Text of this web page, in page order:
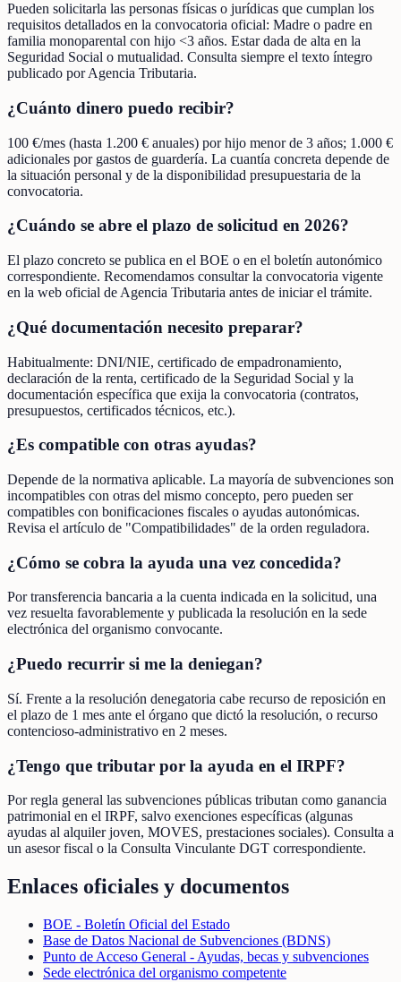
Pueden solicitarla las personas físicas o jurídicas que cumplan los
requisitos detallados en la convocatoria oficial: Madre o padre en
familia monoparental con hijo <3 años. Estar dada de alta en la
Seguridad Social o mutualidad. Consulta siempre el texto íntegro
publicado por Agencia Tributaria.
¿Cuánto dinero puedo recibir?
100 €/mes (hasta 1.200 € anuales) por hijo menor de 3 años; 1.000 €
adicionales por gastos de guardería. La cuantía concreta depende de
la situación personal y de la disponibilidad presupuestaria de la
convocatoria.
¿Cuándo se abre el plazo de solicitud en 2026?
El plazo concreto se publica en el BOE o en el boletín autonómico
correspondiente. Recomendamos consultar la convocatoria vigente
en la web oficial de Agencia Tributaria antes de iniciar el trámite.
¿Qué documentación necesito preparar?
Habitualmente: DNI/NIE, certificado de empadronamiento,
declaración de la renta, certificado de la Seguridad Social y la
documentación específica que exija la convocatoria (contratos,
presupuestos, certificados técnicos, etc.).
¿Es compatible con otras ayudas?
Depende de la normativa aplicable. La mayoría de subvenciones son
incompatibles con otras del mismo concepto, pero pueden ser
compatibles con bonificaciones fiscales o ayudas autonómicas.
Revisa el artículo de "Compatibilidades" de la orden reguladora.
¿Cómo se cobra la ayuda una vez concedida?
Por transferencia bancaria a la cuenta indicada en la solicitud, una
vez resuelta favorablemente y publicada la resolución en la sede
electrónica del organismo convocante.
¿Puedo recurrir si me la deniegan?
Sí. Frente a la resolución denegatoria cabe recurso de reposición en
el plazo de 1 mes ante el órgano que dictó la resolución, o recurso
contencioso-administrativo en 2 meses.
¿Tengo que tributar por la ayuda en el IRPF?
Por regla general las subvenciones públicas tributan como ganancia
patrimonial en el IRPF, salvo exenciones específicas (algunas
ayudas al alquiler joven, MOVES, prestaciones sociales). Consulta a
un asesor fiscal o la Consulta Vinculante DGT correspondiente.
Enlaces oficiales y documentos
BOE - Boletín Oficial del Estado
Base de Datos Nacional de Subvenciones (BDNS)
Punto de Acceso General - Ayudas, becas y subvenciones
Sede electrónica del organismo competente